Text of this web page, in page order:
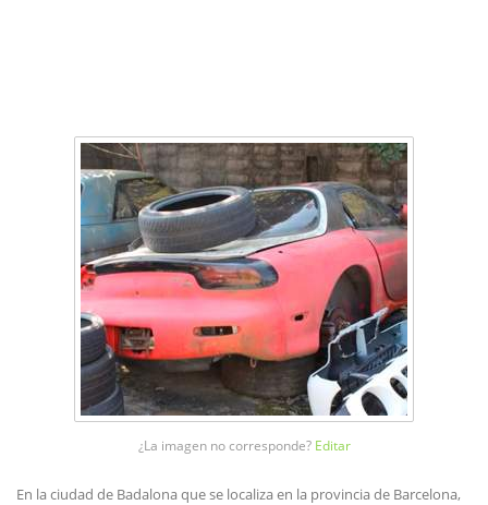
¿La imagen no corresponde? Editar
En la ciudad de Badalona que se localiza en la provincia de Barcelona,